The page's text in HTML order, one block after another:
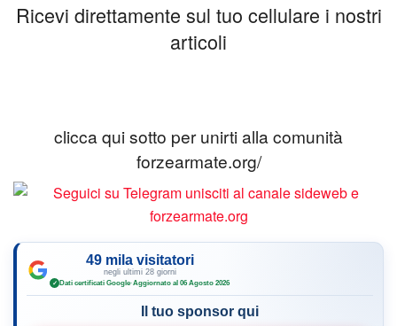
Ricevi direttamente sul tuo cellulare i nostri
articoli
clicca qui sotto per unirti alla comunità
forzearmate.org/
49 mila visitatori
negli ultimi 28 giorni
✓ Dati certificati Google·Aggiornato al 06 Agosto 2026
Il tuo sponsor qui